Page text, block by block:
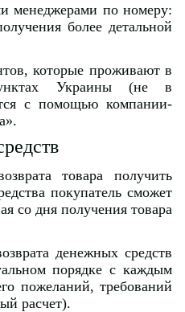
менеджерами по номеру:
более детальной
которые проживают в
Украины (не в
с помощью компании-
товара получить
покупатель сможет
со дня получения товара
денежных средств
порядке с каждым
пожеланий, требований
расчет).